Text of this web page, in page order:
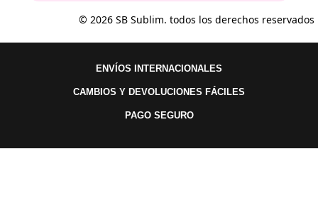
© 2026 SB Sublim. todos los derechos reservados
ENVÍOS INTERNACIONALES
CAMBIOS Y DEVOLUCIONES FÁCILES
PAGO SEGURO